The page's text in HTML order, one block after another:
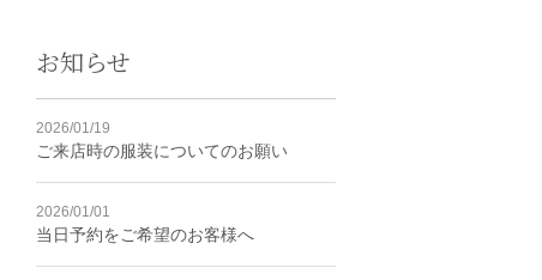
お知らせ
2026/01/19
ご来店時の服装についてのお願い
2026/01/01
当日予約をご希望のお客様へ